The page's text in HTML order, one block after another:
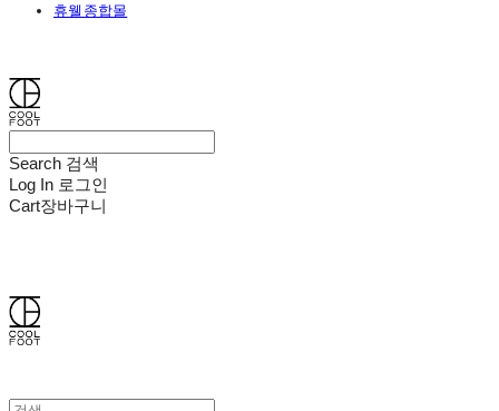
휴웰종합몰
Search 검색
Log In 로그인
Cart장바구니